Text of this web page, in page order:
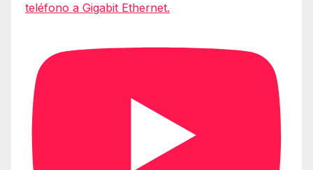
teléfono a Gigabit Ethernet.